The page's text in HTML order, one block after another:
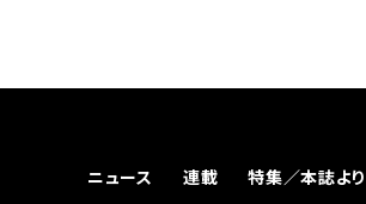
ニュース 連載 特集／本誌より